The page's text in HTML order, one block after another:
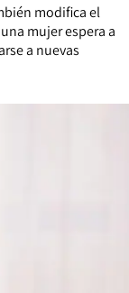
modifica el
mujer espera a
a nuevas